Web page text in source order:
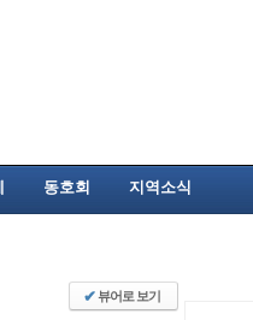
동호회 지역소식
✔뷰어로 보기